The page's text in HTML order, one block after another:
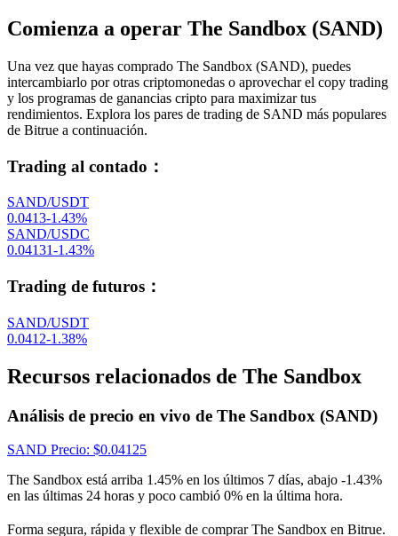
Comienza a operar The Sandbox (SAND)
Una vez que hayas comprado The Sandbox (SAND), puedes
intercambiarlo por otras criptomonedas o aprovechar el copy trading
y los programas de ganancias cripto para maximizar tus
rendimientos. Explora los pares de trading de SAND más populares
de Bitrue a continuación.
Trading al contado ：
SAND/USDT
0.0413-1.43%
SAND/USDC
0.04131-1.43%
Trading de futuros ：
SAND/USDT
0.0412-1.38%
Recursos relacionados de The Sandbox
Análisis de precio en vivo de The Sandbox (SAND)
SAND Precio: $0.04125
The Sandbox está arriba 1.45% en los últimos 7 días, abajo -1.43%
en las últimas 24 horas y poco cambió 0% en la última hora.
Forma segura, rápida y flexible de comprar The Sandbox en Bitrue.